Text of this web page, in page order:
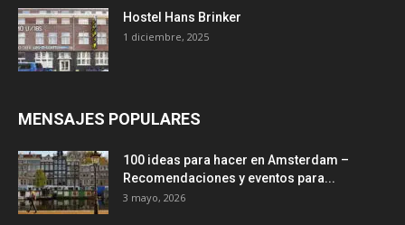
Hostel Hans Brinker
1 diciembre, 2025
MENSAJES POPULARES
100 ideas para hacer en Amsterdam –
Recomendaciones y eventos para...
3 mayo, 2026